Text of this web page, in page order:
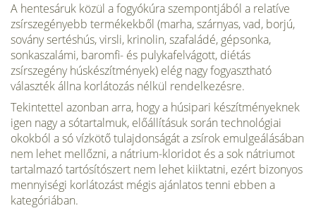
A hentesáruk közül a fogyókúra szempontjá­ból a relatíve
zsírszegényebb termékekből (marha, szárnyas, vad, borjú,
sovány sertéshús, virsli, krinolin, szafaládé, gépsonka,
sonkaszalámi, baromfi- és puly­kafelvágott, diétás
zsírszegény húskészítmények) elég nagy fogyasztható
választék állna korlátozás nélkül rendelkezésre.
Tekintettel azonban arra, hogy a hús­ipari készítményeknek
igen nagy a sótartalmuk, előál­lításuk során technológiai
okokból a só vízkötő tulaj­donságát a zsírok emulgeálásában
nem lehet mellőzni, a nátrium-kloridot és a sok nátriumot
tartalmazó tartósítószert nem lehet kiiktatni, ezért bizonyos
mennyiségi korlátozást mégis ajánlatos tenni ebben a
kategóriában.